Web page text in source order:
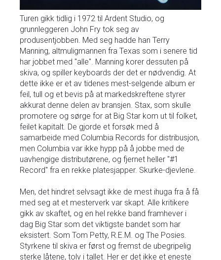
Turen gikk tidlig i 1972 til Ardent Studio, og
grunnleggeren John Fry tok seg av
produsentjobben. Med seg hadde han Terry
Manning, altmuligmannen fra Texas som i senere tid
har jobbet med "alle". Manning korer dessuten på
skiva, og spiller keyboards der det er nødvendig. At
dette ikke er et av tidenes mest-selgende album er
feil, tull og et bevis på at markedskreftene styrer
akkurat denne delen av bransjen. Stax, som skulle
promotere og sørge for at Big Star kom ut til folket,
feilet kapitalt. De gjorde et forsøk med å
samarbeide med Columbia Records for distribusjon,
men Columbia var ikke hypp på å jobbe med de
uavhengige distributørene, og fjernet heller "#1
Record" fra en rekke platesjapper. Skurke-djevlene.
Men, det hindret selvsagt ikke de mest ihuga fra å få
med seg at et mesterverk var skapt. Alle kritikere
gikk av skaftet, og en hel rekke band framhever i
dag Big Star som det viktigste bandet som har
eksistert. Som Tom Petty, R.E.M. og The Posies.
Styrkene til skiva er først og fremst de ubegripelig
sterke låtene, tolv i tallet. Her er det ikke et eneste